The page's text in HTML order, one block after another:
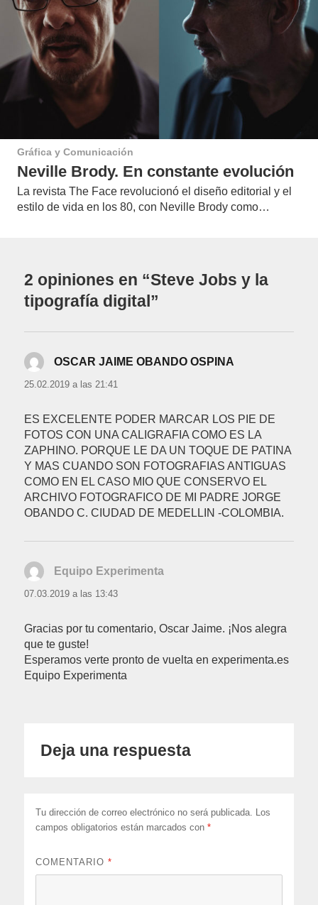
Gráfica y Comunicación
Neville Brody. En constante evolución
La revista The Face revolucionó el diseño editorial y el
estilo de vida en los 80, con Neville Brody como…
2 opiniones en “Steve Jobs y la
tipografía digital”
OSCAR JAIME OBANDO OSPINA
25.02.2019 a las 21:41
ES EXCELENTE PODER MARCAR LOS PIE DE
FOTOS CON UNA CALIGRAFIA COMO ES LA
ZAPHINO. PORQUE LE DA UN TOQUE DE PATINA
Y MAS CUANDO SON FOTOGRAFIAS ANTIGUAS
COMO EN EL CASO MIO QUE CONSERVO EL
ARCHIVO FOTOGRAFICO DE MI PADRE JORGE
OBANDO C. CIUDAD DE MEDELLIN -COLOMBIA.
Equipo Experimenta
07.03.2019 a las 13:43
Gracias por tu comentario, Oscar Jaime. ¡Nos alegra
que te guste!
Esperamos verte pronto de vuelta en experimenta.es
Equipo Experimenta
Deja una respuesta
Tu dirección de correo electrónico no será publicada. Los
campos obligatorios están marcados con*
COMENTARIO*